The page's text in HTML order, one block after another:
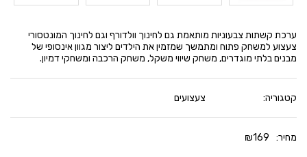
ערכת קשתות צבעוניות מותאמת גם לחינוך וולדורף וגם לחינוך המונטסורי
צעצוע למשחק פתוח ומתמשך שמזמין את הילדים ליצור מגוון אינסופי של
מבנים בלתי מוגדרים, משחק שיווי משקל, משחק הרכבה ומשחקי דמיון.
קטגוריה: צעצועים
מחיר: ₪169